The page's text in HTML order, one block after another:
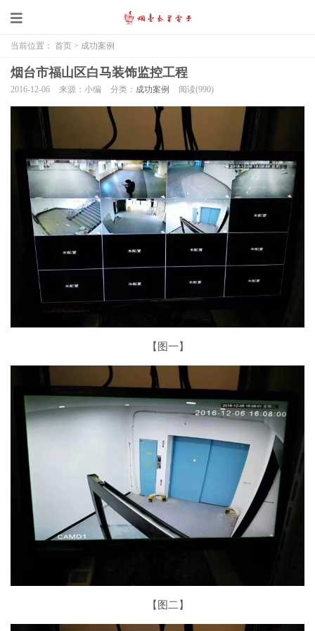
当前位置： 首页 > 成功案例
烟台市福山区白马装饰监控工程
2016-12-06 来源：小编 分类： 成功案例 阅读(990)
【图一】
【图二】